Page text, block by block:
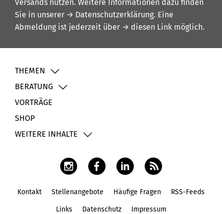
Versands nutzen. Weitere Informationen dazu finden
Sie in unserer → Datenschutzerklärung. Eine
Abmeldung ist jederzeit über → diesen Link möglich.
THEMEN
BERATUNG
VORTRÄGE
SHOP
WEITERE INHALTE
Kontakt Stellenangebote Häufige Fragen RSS-Feeds
Links Datenschutz Impressum